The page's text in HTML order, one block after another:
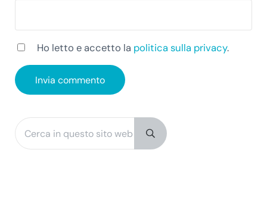
Ho letto e accetto la politica sulla privacy.
Sidebar
Cerca in questo sito web
Submit search